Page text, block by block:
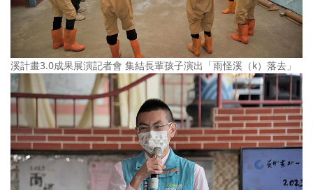
溪計畫3.0成果展演記者會 集結長輩孩子演出「雨怪溪（k）落去」